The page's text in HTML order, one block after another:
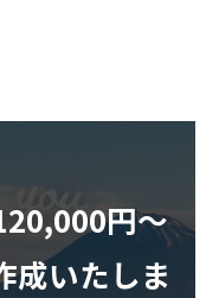
円〜
成いたしま